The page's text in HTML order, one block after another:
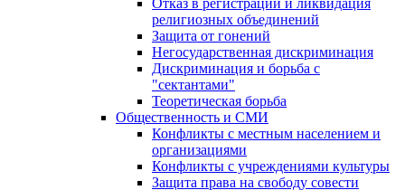
Отказ в регистрации и ликвидация
религиозных объединений
Защита от гонений
Негосударственная дискриминация
Дискриминация и борьба с
"сектантами"
Теоретическая борьба
Общественность и СМИ
Конфликты с местным населением и
организациями
Конфликты с учреждениями культуры
Защита права на свободу совести